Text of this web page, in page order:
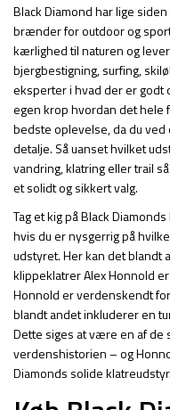
Black Diamond har lige
brænder for outdoor og
kærlighed til naturen og
bjergbestigning, surfing,
eksperter i hvad der er godt
egen krop hvordan det hele
bedste oplevelse, da du
detalje. Så uanset hvilket
vandring, klatring eller trail
et solidt og sikkert valg.
Tag et kig på Black
hvis du er nysgerrig på
udstyret. Her kan det blandt
klippeklatrer Alex Honnold
Honnold er verdenskendt
blandt andet inkluderer en
Dette siges at være en af
verdenshistorien – og
Diamonds solide klatreudstyr.